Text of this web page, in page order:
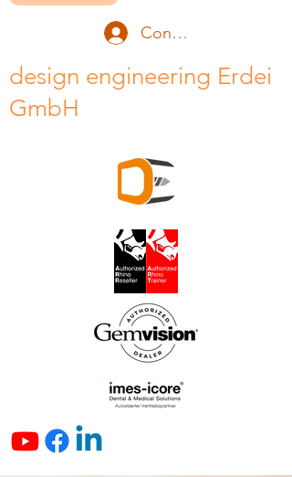
Conectează-te
design engineering Erdei
GmbH